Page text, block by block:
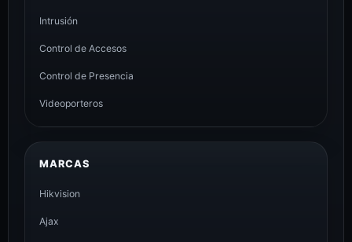
Intrusión
Control de Accesos
Control de Presencia
Videoporteros
MARCAS
Hikvision
Ajax